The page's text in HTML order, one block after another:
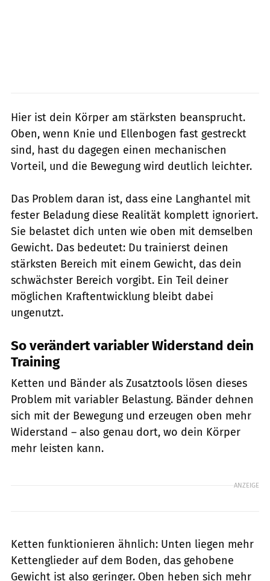
Hier ist dein Körper am stärksten beansprucht.
Oben, wenn Knie und Ellenbogen fast gestreckt
sind, hast du dagegen einen mechanischen
Vorteil, und die Bewegung wird deutlich leichter.
Das Problem daran ist, dass eine Langhantel mit
fester Beladung diese Realität komplett ignoriert.
Sie belastet dich unten wie oben mit demselben
Gewicht. Das bedeutet: Du trainierst deinen
stärksten Bereich mit einem Gewicht, das dein
schwächster Bereich vorgibt. Ein Teil deiner
möglichen Kraftentwicklung bleibt dabei
ungenutzt.
So verändert variabler Widerstand dein
Training
Ketten und Bänder als Zusatztools lösen dieses
Problem mit variabler Belastung. Bänder dehnen
sich mit der Bewegung und erzeugen oben mehr
Widerstand – also genau dort, wo dein Körper
mehr leisten kann.
ANZEIGE
Ketten funktionieren ähnlich: Unten liegen mehr
Kettenglieder auf dem Boden, das gehobene
Gewicht ist also geringer. Oben heben sich mehr